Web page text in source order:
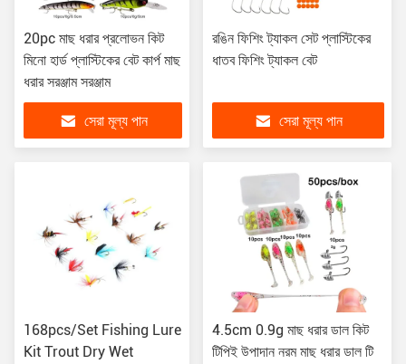
20pc মাছ ধরার প্রলোভন কিট
মিনো হার্ড প্লাস্টিকের বেট কার্প মাছ
ধরার সরঞ্জাম সরঞ্জাম
সেরা মূল্য পান
রঙিন ফিশিং ট্যাকল সেট প্লাস্টিকের
ধাতব ফিশিং ট্যাকল বেট
সেরা মূল্য পান
168pcs/Set Fishing Lure
Kit Trout Dry Wet
4.5cm 0.9g মাছ ধরার ডাল কিট
টিপিই উপাদান নরম মাছ ধরার ডাল টি